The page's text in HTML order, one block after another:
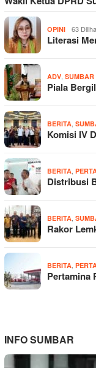
OPINI 63
Literasi
ADV SUMBAR
Piala
BERITA
Komisi IV
BERITA
Distribusi
BERITA
Rakor
BERITA
Pertamina
INFO SUMBAR